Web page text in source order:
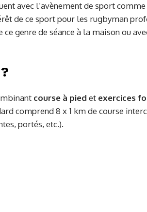
avec l’avènement de sport comme
de ce sport pour les rugbyman
genre de séance à la maison ou
course à pied et exercices
comprend 8 x 1 km de course
portés, etc.).